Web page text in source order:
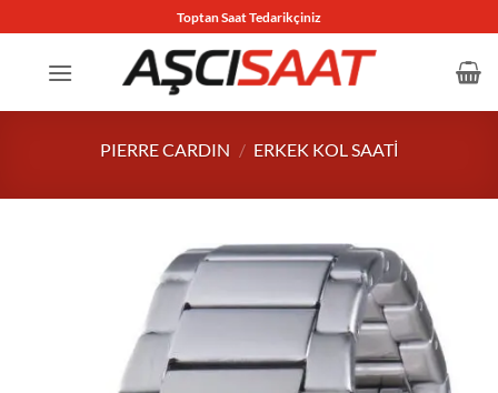
atla
Toptan Saat Tedarikçiniz
PIERRE CARDIN / ERKEK KOL SAATI